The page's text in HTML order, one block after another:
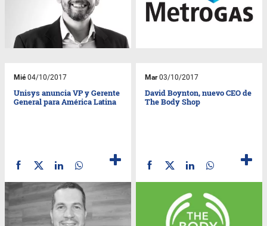
Mié04/10/2017
Unisys anuncia VP y Gerente
General para América Latina
Mar03/10/2017
David Boynton, nuevo CEO de
The Body Shop